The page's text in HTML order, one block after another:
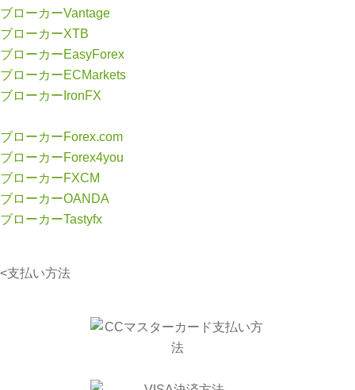
ブローカーVantage
ブローカーXTB
ブローカーEasyForex
ブローカーECMarkets
ブローカーIronFX
ブローカーForex.com
ブローカーForex4you
ブローカーFXCM
ブローカーOANDA
ブローカーTastyfx
<支払い方法